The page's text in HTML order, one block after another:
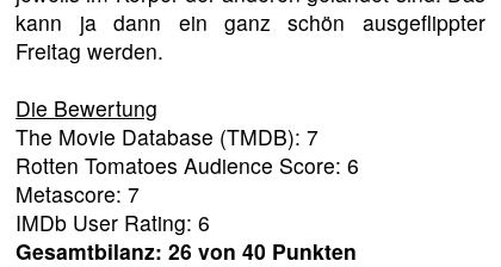
kann ja dann ein ganz schön ausgeflippter
Freitag werden.
Die Bewertung
The Movie Database (TMDB): 7
Rotten Tomatoes Audience Score: 6
Metascore: 7
IMDb User Rating: 6
Gesamtbilanz: 26 von 40 Punkten